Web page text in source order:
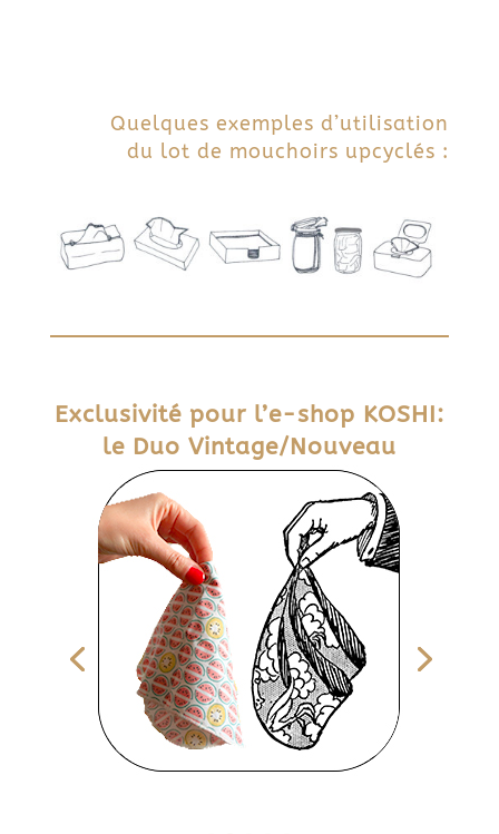
Quelques exemples d’utilisation
du lot de mouchoirs upcyclés :
Exclusivité pour l’e-shop KOSHI:
le Duo Vintage/Nouveau